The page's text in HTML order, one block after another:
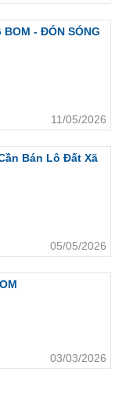
- ĐÓN SÓNG
11/05/2026
Bán Lô Đất Xã
05/05/2026
03/03/2026